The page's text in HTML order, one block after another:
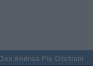
Andrea Pio Cristiani